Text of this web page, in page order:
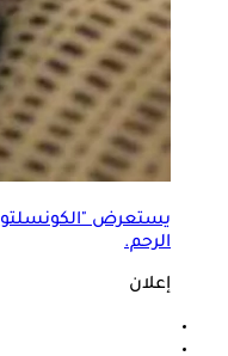
يستعرض "الكونسلتو"
الرحم.
إعلان